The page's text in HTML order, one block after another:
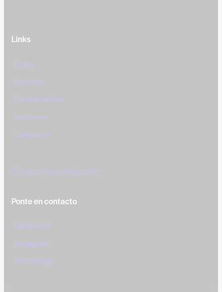
Links
Home
Eventos
Fundamentos
Recursos
Contacto
info@contuconsejo.com
Ponte en contacto
Facebook
Instagram
WhatsApp